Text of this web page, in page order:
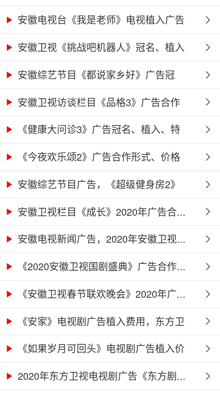
冠...安徽电视台《我是老师》电视植入广告
价...安徽卫视《挑战吧机器人》冠名、植入
广...安徽综艺节目《都说家乡好》广告冠
名、...
安徽卫视访谈栏目《品格3》广告合作
权...《健康大问诊3》广告冠名、植入、特
别...《今夜欢乐颂2》广告合作形式、价格
及...安徽综艺节目广告，《超级健身房2》
广...安徽卫视栏目《成长》2020年广告合...
安徽电视新闻广告，2020年安徽卫视...
《2020安徽卫视国剧盛典》广告合作...
《安徽卫视春节联欢晚会》2020年广...
《安家》电视剧广告植入费用，东方卫
视...《如果岁月可回头》电视剧广告植入价
格...2020年东方卫视电视剧广告《东方剧...